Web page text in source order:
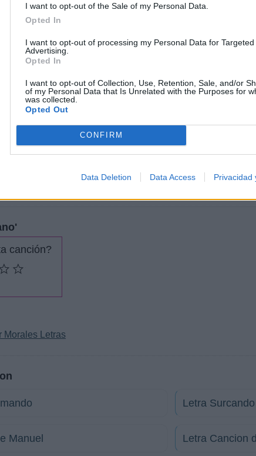
I want to opt-out of the Sale of my Personal Data.
Opted In
I want to opt-out of processing my Personal Data for Targeted
Advertising.
Opted In
I want to opt-out of Collection, Use, Retention, Sale, and/or
of my Personal Data that Is Unrelated with the Purposes for
was collected.
Opted Out
CONFIRM
Data Deletion Data Access Privacidad
canción?
Morales Letras
Letra
Manuel Letra Cancion